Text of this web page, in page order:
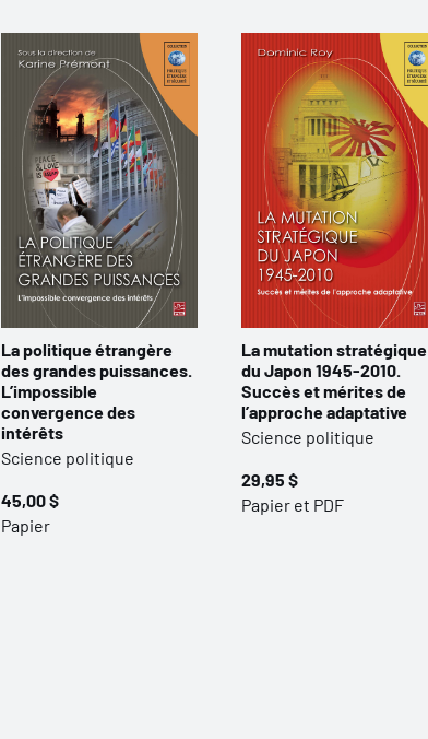
La politique étrangère
des grandes puissances.
L’impossible
convergence des
intérêts
Science politique
45,00 $
Papier
La mutation stratégique
du Japon 1945-2010.
Succès et mérites de
l’approche adaptative
Science politique
29,95 $
Papier et PDF